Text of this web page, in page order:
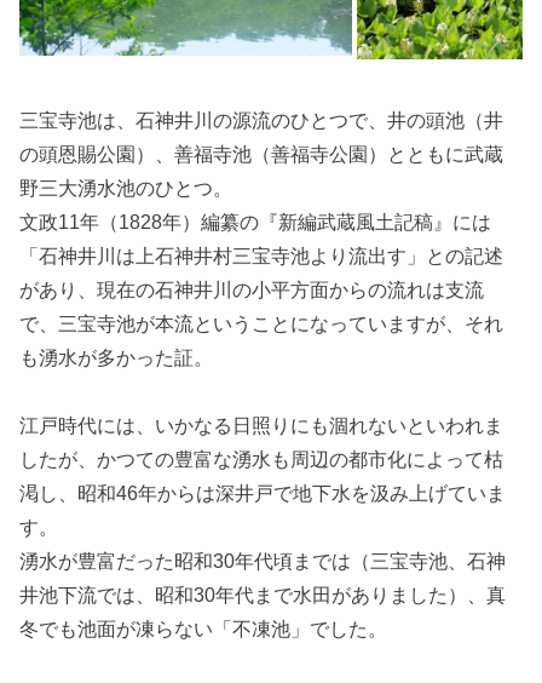
三宝寺池は、石神井川の源流のひとつで、井の頭池（井
の頭恩賜公園）、善福寺池（善福寺公園）とともに武蔵
野三大湧水池のひとつ。
文政11年（1828年）編纂の『新編武蔵風土記稿』には
「石神井川は上石神井村三宝寺池より流出す」との記述
があり、現在の石神井川の小平方面からの流れは支流
で、三宝寺池が本流ということになっていますが、それ
も湧水が多かった証。
江戸時代には、いかなる日照りにも涸れないといわれま
したが、かつての豊富な湧水も周辺の都市化によって枯
渇し、昭和46年からは深井戸で地下水を汲み上げていま
す。
湧水が豊富だった昭和30年代頃までは（三宝寺池、石神
井池下流では、昭和30年代まで水田がありました）、真
冬でも池面が凍らない「不凍池」でした。